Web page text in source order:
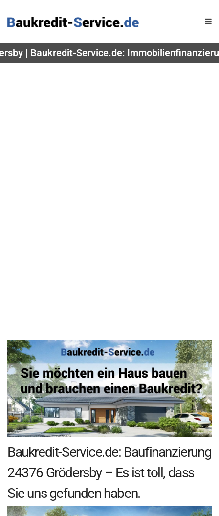
| Baukredit-Service.de:
Baukredit-Service.de: Baufinanzierung
24376 Grödersby – Es ist toll, dass
Sie uns gefunden haben.